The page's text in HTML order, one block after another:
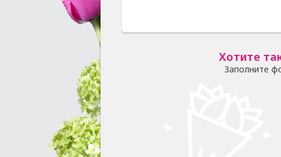
Хотите
Заполните